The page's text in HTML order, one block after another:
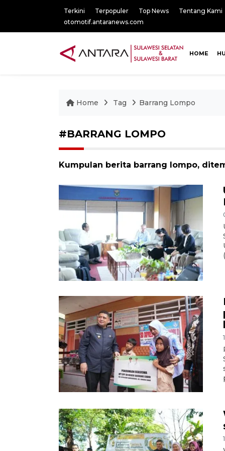
Terkini Terpopuler Top News
Tentang Kami
otomotif.antaranews.com
HOME
Home Tag Barrang Lompo
#BARRANG LOMPO
Kumpulan berita barrang lompo,